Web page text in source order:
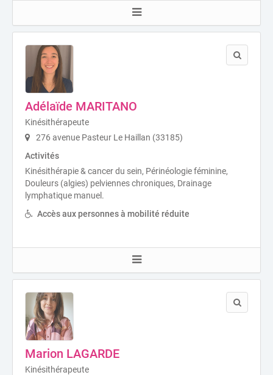
Adélaïde MARITANO
Kinésithérapeute
276 avenue Pasteur Le Haillan (33185)
Activités
Kinésithérapie & cancer du sein, Périnéologie féminine,
Douleurs (algies) pelviennes chroniques, Drainage
lymphatique manuel.
Accès aux personnes à mobilité réduite
Marion LAGARDE
Kinésithérapeute